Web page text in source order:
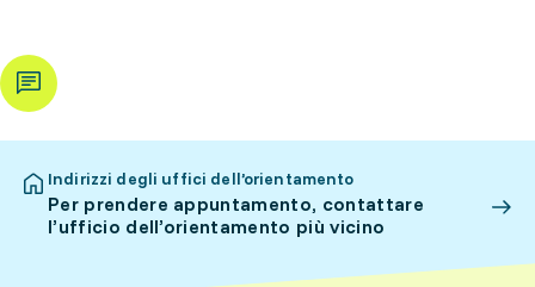
Indirizzi degli uffici dell’orientamento
Per prendere appuntamento, contattare
l’ufficio dell’orientamento più vicino